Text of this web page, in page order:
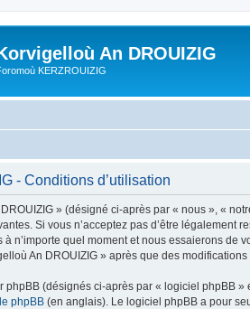
An DROUIZIG
KERZROUIZIG
- Conditions d’utilisation
» (désigné ci-après par « nous », «
Si vous n’acceptez pas d’être
n’importe quel moment et nous essaierons
An DROUIZIG » après que des
phpBB (désignés ci-après par « logiciel phpBB
phpBB (en anglais). Le logiciel phpBB a pour